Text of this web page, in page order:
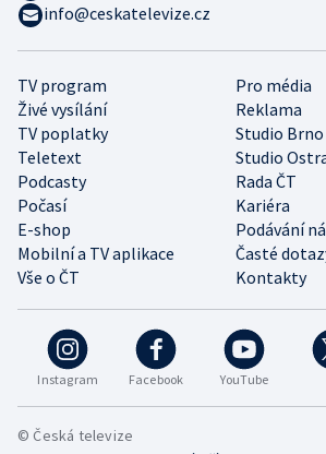
Instagram Facebook YouTube
TV program
Pro média
Živé vysílání
Reklama
TV poplatky
Studio Brno
Teletext
Studio
Podcasty
Rada ČT
Počasí
Kariéra
E-shop
Podávání
Mobilní a TV aplikace
Časté
Vše o ČT
Kontakty
info@ceskatelevize.cz
© Česká televize